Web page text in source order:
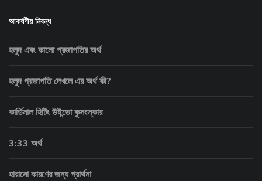
আকর্ষণীয় নিবন্ধ
হলুদ এবং কালো প্রজাপতির অর্থ
হলুদ প্রজাপতি দেখলে এর অর্থ কী?
কার্ডিনাল হিটিং উইন্ডো কুসংস্কার
3:33 অর্থ
হারানো কারণের জন্য প্রার্থনা